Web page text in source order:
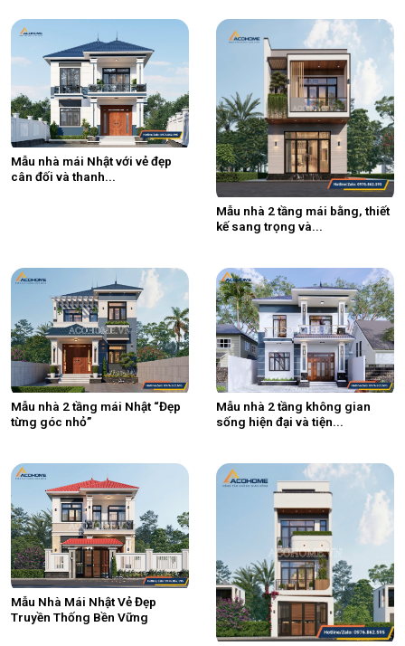
Mẫu nhà mái Nhật với vẻ đẹp
cân đối và thanh...
Mẫu nhà 2 tầng mái bằng, thiết
kế sang trọng và...
Mẫu nhà 2 tầng mái Nhật “Đẹp
từng góc nhỏ”
Mẫu nhà 2 tầng không gian
sống hiện đại và tiện...
Mẫu Nhà Mái Nhật Vẻ Đẹp
Truyền Thống Bền Vững